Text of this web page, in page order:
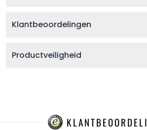
Klantbeoordelingen
Productveiligheid